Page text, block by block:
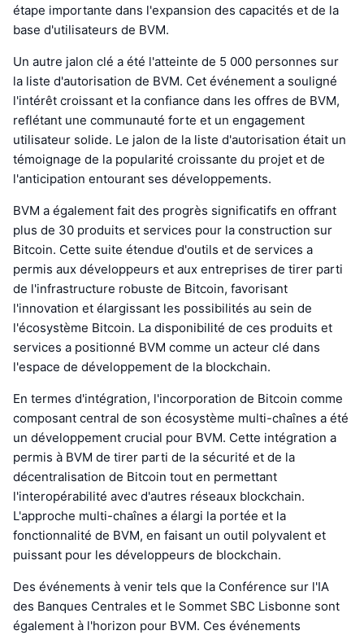
étape importante dans l'expansion des capacités et de la
base d'utilisateurs de BVM.
Un autre jalon clé a été l'atteinte de 5 000 personnes sur
la liste d'autorisation de BVM. Cet événement a souligné
l'intérêt croissant et la confiance dans les offres de BVM,
reflétant une communauté forte et un engagement
utilisateur solide. Le jalon de la liste d'autorisation était un
témoignage de la popularité croissante du projet et de
l'anticipation entourant ses développements.
BVM a également fait des progrès significatifs en offrant
plus de 30 produits et services pour la construction sur
Bitcoin. Cette suite étendue d'outils et de services a
permis aux développeurs et aux entreprises de tirer parti
de l'infrastructure robuste de Bitcoin, favorisant
l'innovation et élargissant les possibilités au sein de
l'écosystème Bitcoin. La disponibilité de ces produits et
services a positionné BVM comme un acteur clé dans
l'espace de développement de la blockchain.
En termes d'intégration, l'incorporation de Bitcoin comme
composant central de son écosystème multi-chaînes a été
un développement crucial pour BVM. Cette intégration a
permis à BVM de tirer parti de la sécurité et de la
décentralisation de Bitcoin tout en permettant
l'interopérabilité avec d'autres réseaux blockchain.
L'approche multi-chaînes a élargi la portée et la
fonctionnalité de BVM, en faisant un outil polyvalent et
puissant pour les développeurs de blockchain.
Des événements à venir tels que la Conférence sur l'IA
des Banques Centrales et le Sommet SBC Lisbonne sont
également à l'horizon pour BVM. Ces événements